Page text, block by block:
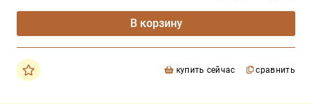
В корзину
купить сейчас сравнить